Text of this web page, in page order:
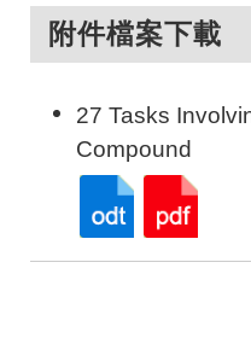
附件檔案下載
27 Tasks
Compound